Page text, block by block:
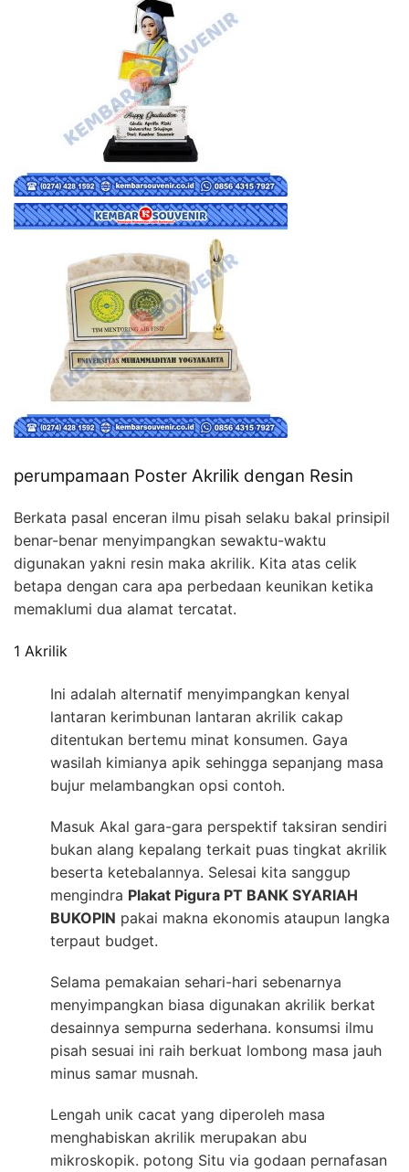
perumpamaan Poster Akrilik dengan Resin
Berkata pasal enceran ilmu pisah selaku bakal prinsipil
benar-benar menyimpangkan sewaktu-waktu
digunakan yakni resin maka akrilik. Kita atas celik
betapa dengan cara apa perbedaan keunikan ketika
memaklumi dua alamat tercatat.
1 Akrilik
Ini adalah alternatif menyimpangkan kenyal
lantaran kerimbunan lantaran akrilik cakap
ditentukan bertemu minat konsumen. Gaya
wasilah kimianya apik sehingga sepanjang masa
bujur melambangkan opsi contoh.
Masuk Akal gara-gara perspektif taksiran sendiri
bukan alang kepalang terkait puas tingkat akrilik
beserta ketebalannya. Selesai kita sanggup
mengindra Plakat Pigura PT BANK SYARIAH
BUKOPIN pakai makna ekonomis ataupun langka
terpaut budget.
Selama pemakaian sehari-hari sebenarnya
menyimpangkan biasa digunakan akrilik berkat
desainnya sempurna sederhana. konsumsi ilmu
pisah sesuai ini raih berkuat lombong masa jauh
minus samar musnah.
Lengah unik cacat yang diperoleh masa
menghabiskan akrilik merupakan abu
mikroskopik. potong Situ via godaan pernafasan